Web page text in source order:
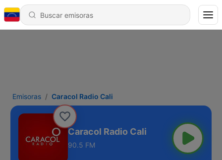
Emisoras Caracol Radio Cali
Caracol Radio Cali
90.5 FM